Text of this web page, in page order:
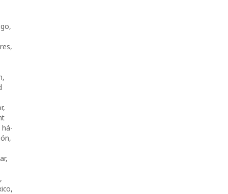
,
,
,
,
há­
,
,
,
,